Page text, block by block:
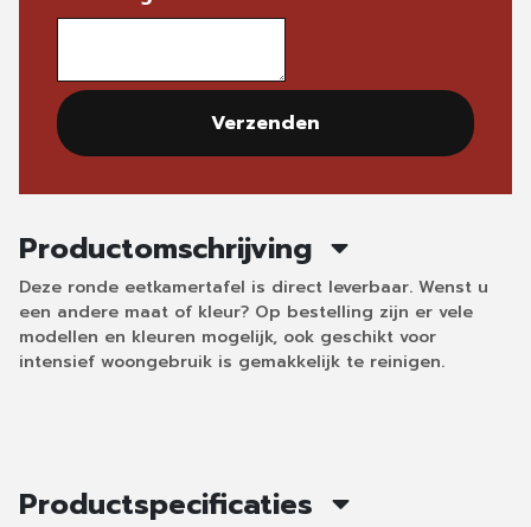
Verzenden
Productomschrijving
Deze ronde eetkamertafel is direct leverbaar. Wenst u
een andere maat of kleur? Op bestelling zijn er vele
modellen en kleuren mogelijk, ook geschikt voor
intensief woongebruik is gemakkelijk te reinigen.
Productspecificaties